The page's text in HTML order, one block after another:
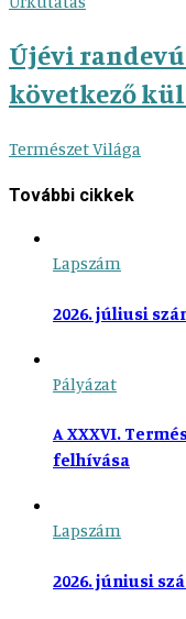
Újévi
következő
Természet Világa
További cikkek
Lapszám
2026. júliusi
Pályázat
A XXXVI.
felhívása
Lapszám
2026. júniusi